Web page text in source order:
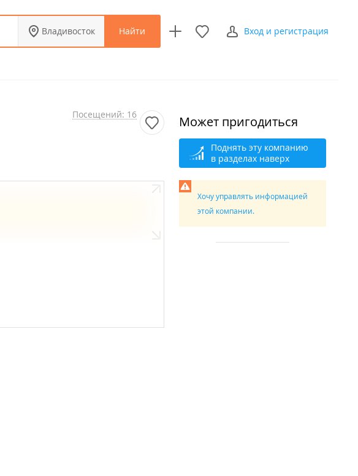
Владивосток Найти Вход и регистрация
Посещений: 16 Может пригодиться
Поднять эту компанию
в разделах наверх
Хочу управлять информацией
этой компании.